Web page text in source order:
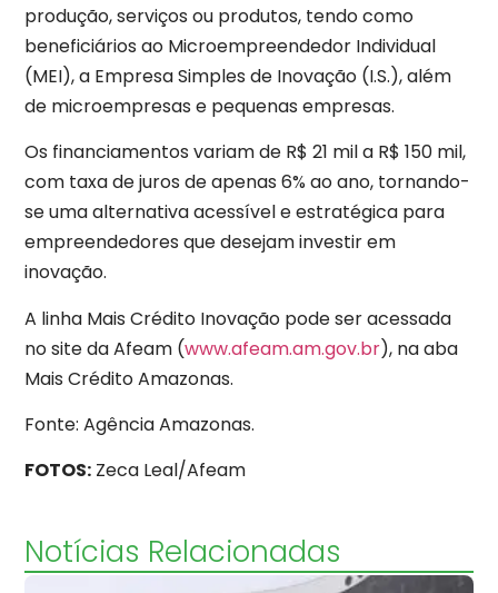
produção, serviços ou produtos, tendo como
beneficiários ao Microempreendedor Individual
(MEI), a Empresa Simples de Inovação (I.S.), além
de microempresas e pequenas empresas.
Os financiamentos variam de R$ 21 mil a R$ 150 mil,
com taxa de juros de apenas 6% ao ano, tornando-
se uma alternativa acessível e estratégica para
empreendedores que desejam investir em
inovação.
A linha Mais Crédito Inovação pode ser acessada
no site da Afeam (www.afeam.am.gov.br), na aba
Mais Crédito Amazonas.
Fonte: Agência Amazonas.
FOTOS: Zeca Leal/Afeam
Notícias Relacionadas